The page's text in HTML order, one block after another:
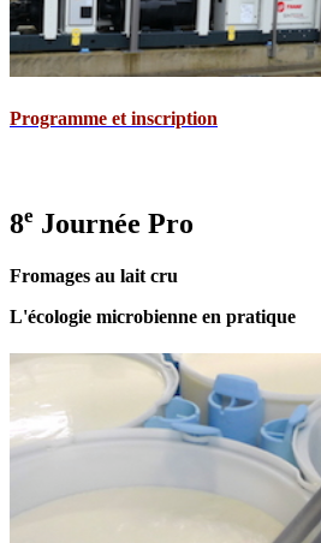
Programme et inscription
8e Journée Pro
Fromages au lait cru
L'écologie microbienne en pratique